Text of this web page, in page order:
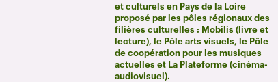
et culturels en Pays de la Loire
proposé par les pôles régionaux des
filières culturelles : Mobilis (livre et
lecture), le Pôle arts visuels, le Pôle
de coopération pour les musiques
actuelles et La Plateforme (cinéma-
audiovisuel).